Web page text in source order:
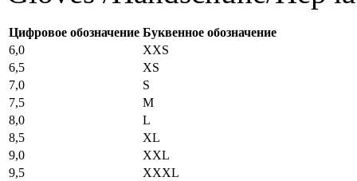
Цифровое обозначение Буквенное обозначение
6,0
XXS
6,5
XS
7,0
S
7,5
M
8,0
L
8,5
XL
9,0
XXL
9,5
XXXL